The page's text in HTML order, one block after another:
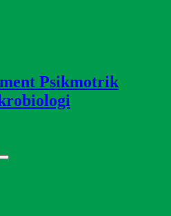
Psikmotrik